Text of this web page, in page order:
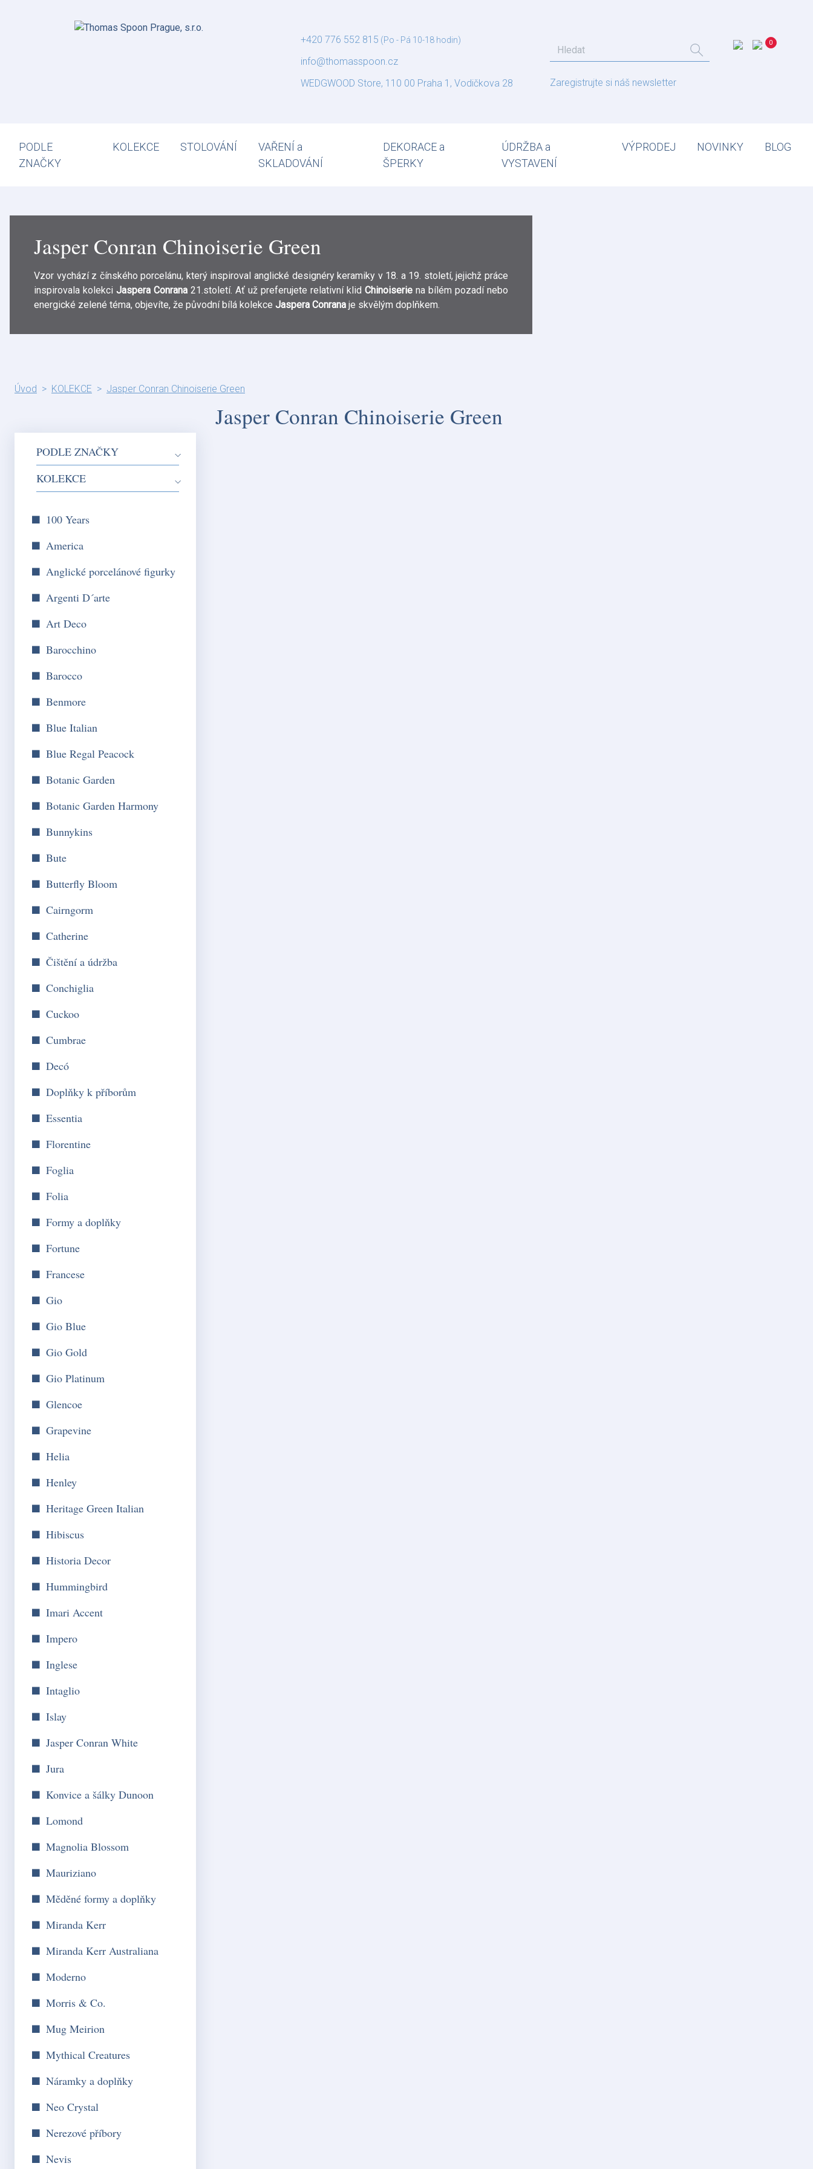
+420 776 552 815 (Po - Pá 10-18 hodin)
info@thomasspoon.cz
WEDGWOOD Store, 110 00 Praha 1, Vodičkova 28
Zaregistrujte si náš newsletter
PODLE
ZNAČKY
KOLEKCE STOLOVÁNÍ
VAŘENÍ a
SKLADOVÁNÍ
DEKORACE a
ŠPERKY
ÚDRŽBA a
VYSTAVENÍ
VÝPRODEJ NOVINKY BLOG
Jasper Conran Chinoiserie Green
Vzor vychází z čínského porcelánu, který inspiroval anglické designéry keramiky v 18. a 19. století, jejichž práce
inspirovala kolekci Jaspera Conrana 21.století. Ať už preferujete relativní klid Chinoiserie na bílém pozadí nebo
energické zelené téma, objevíte, že původní bílá kolekce Jaspera Conrana je skvělým doplňkem.
Úvod KOLEKCE Jasper Conran Chinoiserie Green
Jasper Conran Chinoiserie Green
PODLE ZNAČKY
KOLEKCE
100 Years
America
Anglické porcelánové figurky
Argenti D´arte
Art Deco
Barocchino
Barocco
Benmore
Blue Italian
Blue Regal Peacock
Botanic Garden
Botanic Garden Harmony
Bunnykins
Bute
Butterfly Bloom
Cairngorm
Catherine
Čištění a údržba
Conchiglia
Cuckoo
Cumbrae
Decó
Doplňky k příborům
Essentia
Florentine
Foglia
Folia
Formy a doplňky
Fortune
Francese
Gio
Gio Blue
Gio Gold
Gio Platinum
Glencoe
Grapevine
Helia
Henley
Heritage Green Italian
Hibiscus
Historia Decor
Hummingbird
Imari Accent
Impero
Inglese
Intaglio
Islay
Jasper Conran White
Jura
Konvice a šálky Dunoon
Lomond
Magnolia Blossom
Mauriziano
Měděné formy a doplňky
Miranda Kerr
Miranda Kerr Australiana
Moderno
Morris & Co.
Mug Meirion
Mythical Creatures
Náramky a doplňky
Neo Crystal
Nerezové příbory
Nevis